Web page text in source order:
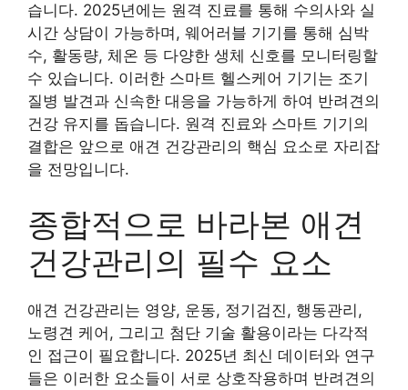
습니다. 2025년에는 원격 진료를 통해 수의사와 실
시간 상담이 가능하며, 웨어러블 기기를 통해 심박
수, 활동량, 체온 등 다양한 생체 신호를 모니터링할
수 있습니다. 이러한 스마트 헬스케어 기기는 조기
질병 발견과 신속한 대응을 가능하게 하여 반려견의
건강 유지를 돕습니다. 원격 진료와 스마트 기기의
결합은 앞으로 애견 건강관리의 핵심 요소로 자리잡
을 전망입니다.
종합적으로 바라본 애견
건강관리의 필수 요소
애견 건강관리는 영양, 운동, 정기검진, 행동관리,
노령견 케어, 그리고 첨단 기술 활용이라는 다각적
인 접근이 필요합니다. 2025년 최신 데이터와 연구
들은 이러한 요소들이 서로 상호작용하며 반려견의